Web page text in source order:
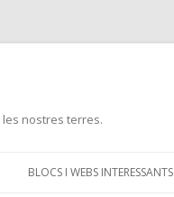
les nostres terres.
BLOCS I WEBS INTERESSANTS